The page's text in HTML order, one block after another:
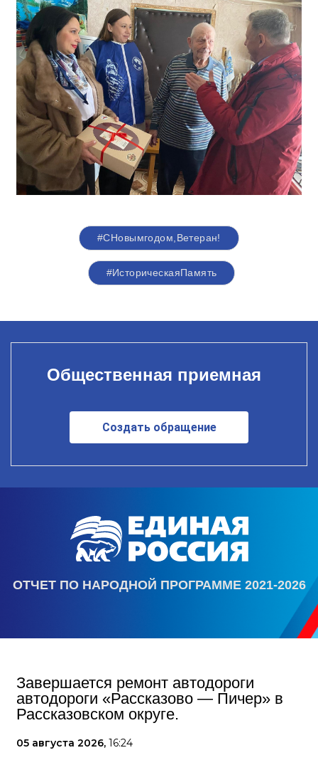
#СНовымгодом,Ветеран!
#ИсторическаяПамять
Общественная приемная
Создать обращение
ОТЧЕТ ПО НАРОДНОЙ ПРОГРАММЕ 2021-2026
Завершается ремонт автодороги
автодороги «Рассказово — Пичер» в
Рассказовском округе.
05 августа 2026, 16:24